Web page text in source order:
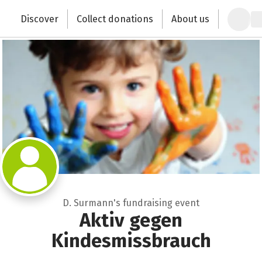
Change the world with your donation
Discover Collect donations About us
D. Surmann's fundraising event
Aktiv gegen
Kindesmissbrauch